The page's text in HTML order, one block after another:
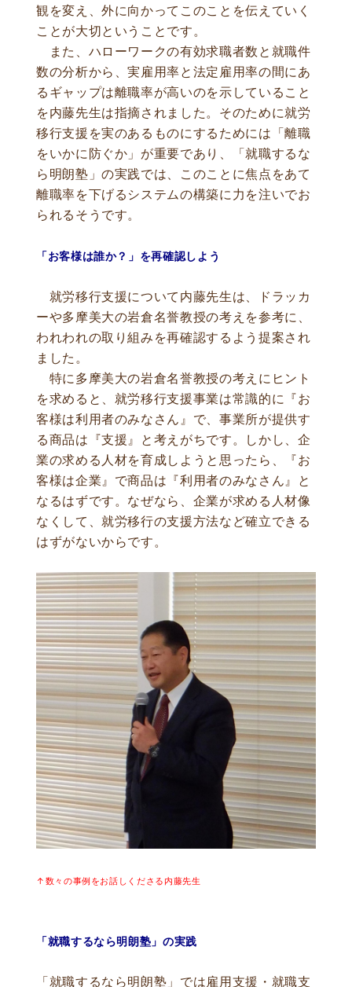
観を変え、外に向かってこのことを伝えていく
ことが大切ということです。
また、ハローワークの有効求職者数と就職件
数の分析から、実雇用率と法定雇用率の間にあ
るギャップは離職率が高いのを示していること
を内藤先生は指摘されました。そのために就労
移行支援を実のあるものにするためには「離職
をいかに防ぐか」が重要であり、「就職するな
ら明朗塾」の実践では、このことに焦点をあて
離職率を下げるシステムの構築に力を注いでお
られるそうです。
「お客様は誰か？」を再確認しよう
就労移行支援について内藤先生は、ドラッカ
ーや多摩美大の岩倉名誉教授の考えを参考に、
われわれの取り組みを再確認するよう提案され
ました。
特に多摩美大の岩倉名誉教授の考えにヒント
を求めると、就労移行支援事業は常識的に『お
客様は利用者のみなさん』で、事業所が提供す
る商品は『支援』と考えがちです。しかし、企
業の求める人材を育成しようと思ったら、『お
客様は企業』で商品は『利用者のみなさん』と
なるはずです。なぜなら、企業が求める人材像
なくして、就労移行の支援方法など確立できる
はずがないからです。
↑数々の事例をお話しくださる内藤先生
「就職するなら明朗塾」の実践
「就職するなら明朗塾」では雇用支援・就職支